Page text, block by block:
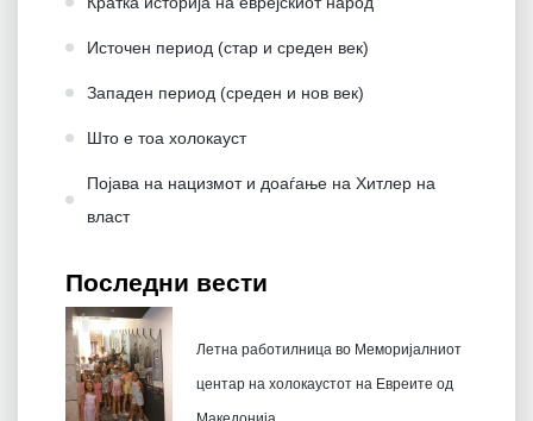
Источен период (стар и среден век)
Западен период (среден и нов век)
Што е тоа холокауст
Појава на нацизмот и доаѓање на Хитлер на
влaст
Последни вести
Летна работилница во Меморијалниот
центар на холокаустот на Евреите од